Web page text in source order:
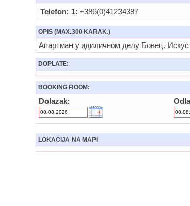
Telefon: 1: +386(0)41234387
OPIS (MAX.300 KARAK.)
Апартман у идиличном делу Бовец.
DOPLATE:
BOOKING ROOM:
Dolazak:
LOKACIJA NA MAPI